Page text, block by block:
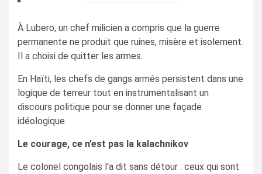
À Lubero, un chef milicien a compris que la guerre
permanente ne produit que ruines, misère et isolement.
Il a choisi de quitter les armes.
En Haïti, les chefs de gangs armés persistent dans une
logique de terreur tout en instrumentalisant un
discours politique pour se donner une façade
idéologique.
Le courage, ce n’est pas la kalachnikov
Le colonel congolais l’a dit sans détour : ceux qui sont